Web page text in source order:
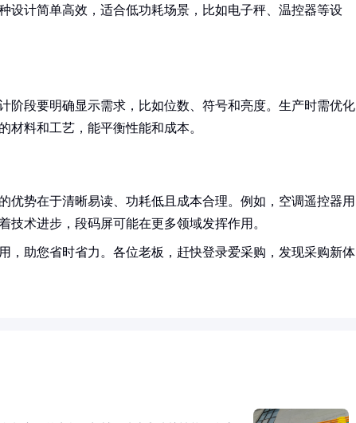
设计简单高效，适合低功耗场景，比如电子秤、温控器等设
阶段要明确显示需求，比如位数、符号和亮度。生产时需优化
材料和工艺，能平衡性能和成本。
优势在于清晰易读、功耗低且成本合理。例如，空调遥控器用
术进步，段码屏可能在更多领域发挥作用。
，助您省时省力。各位老板，赶快登录爱采购，发现采购新体